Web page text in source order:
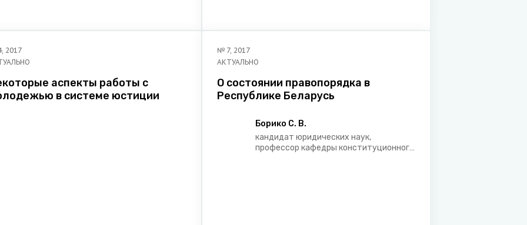
, 2017
аспекты работы с
в системе юстиции
№ 7, 2017
АКТУАЛЬНО
О состоянии правопорядка в
Республике Беларусь
Борико С. В.
кандидат юридических наук,
профессор кафедры конституционного